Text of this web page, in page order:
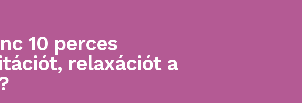
10 perces
relaxációt a